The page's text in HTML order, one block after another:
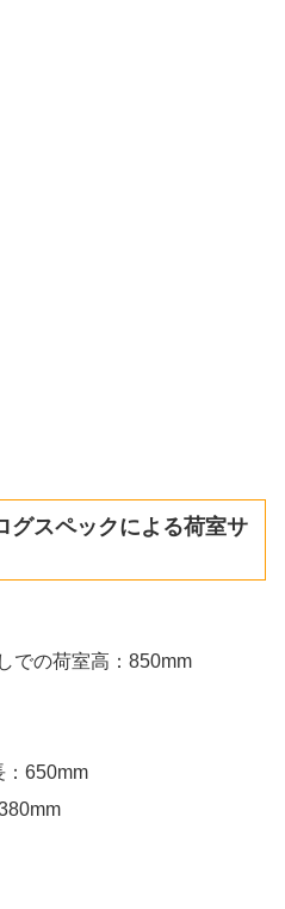
グスペックによる荷室サ
での荷室高：850mm
：650mm